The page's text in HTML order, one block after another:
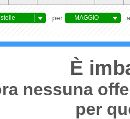
per MAGGIO
È
nessuna
per